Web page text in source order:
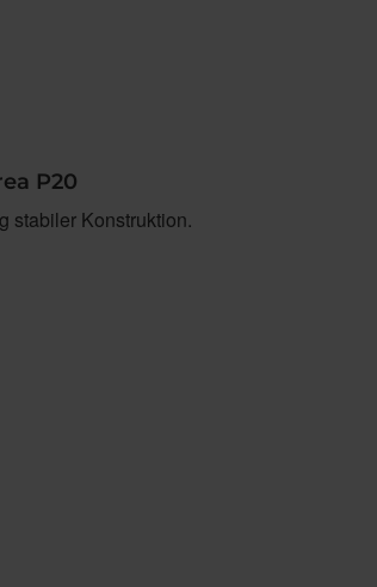
P20
stabiler Konstruktion.